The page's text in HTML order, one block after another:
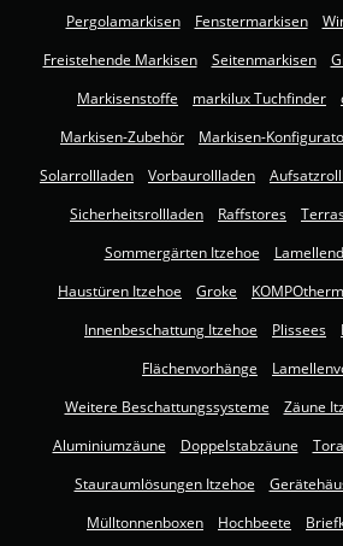
Pergolamarkisen
Fenstermarkisen
Freistehende Markisen
Seitenmarkisen
Markisenstoffe
markilux Tuchfinder
Markisen-Zubehör
Markisen-
Solarrollladen
Vorbaurollladen
Sicherheitsrollladen
Raffstores
Sommergärten Itzehoe
Haustüren Itzehoe
Groke KOMPOtherm
Innenbeschattung Itzehoe
Plissees
Flächenvorhänge
Weitere Beschattungssysteme
Zäune
Aluminiumzäune
Doppelstabzäune
Stauraumlösungen Itzehoe
Mülltonnenboxen
Hochbeete